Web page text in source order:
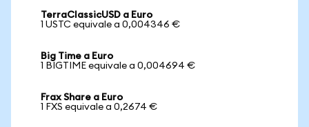
TerraClassicUSD a Euro
1 USTC equivale a 0,004346 €
Big Time a Euro
1 BIGTIME equivale a 0,004694 €
Frax Share a Euro
1 FXS equivale a 0,2674 €